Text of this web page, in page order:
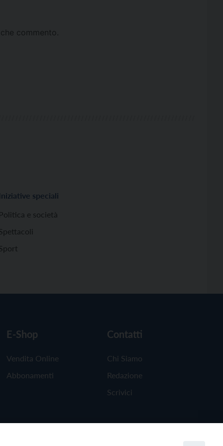
commento.
Iniziative speciali
Politica e società
E-Shop
Vendita Online
Abbonamenti
Contatti
Chi Siamo
Redazione
Scrivici